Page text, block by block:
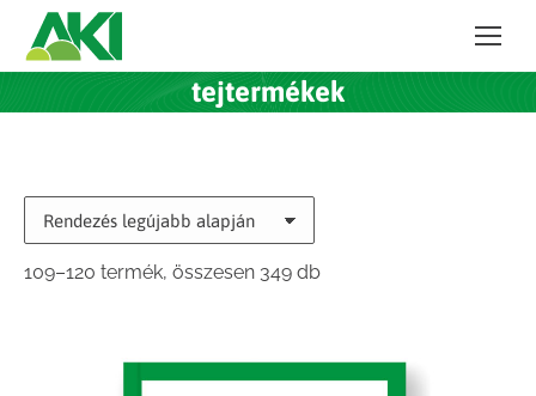
tejtermékek
109–120 termék, összesen 349 dbSorted